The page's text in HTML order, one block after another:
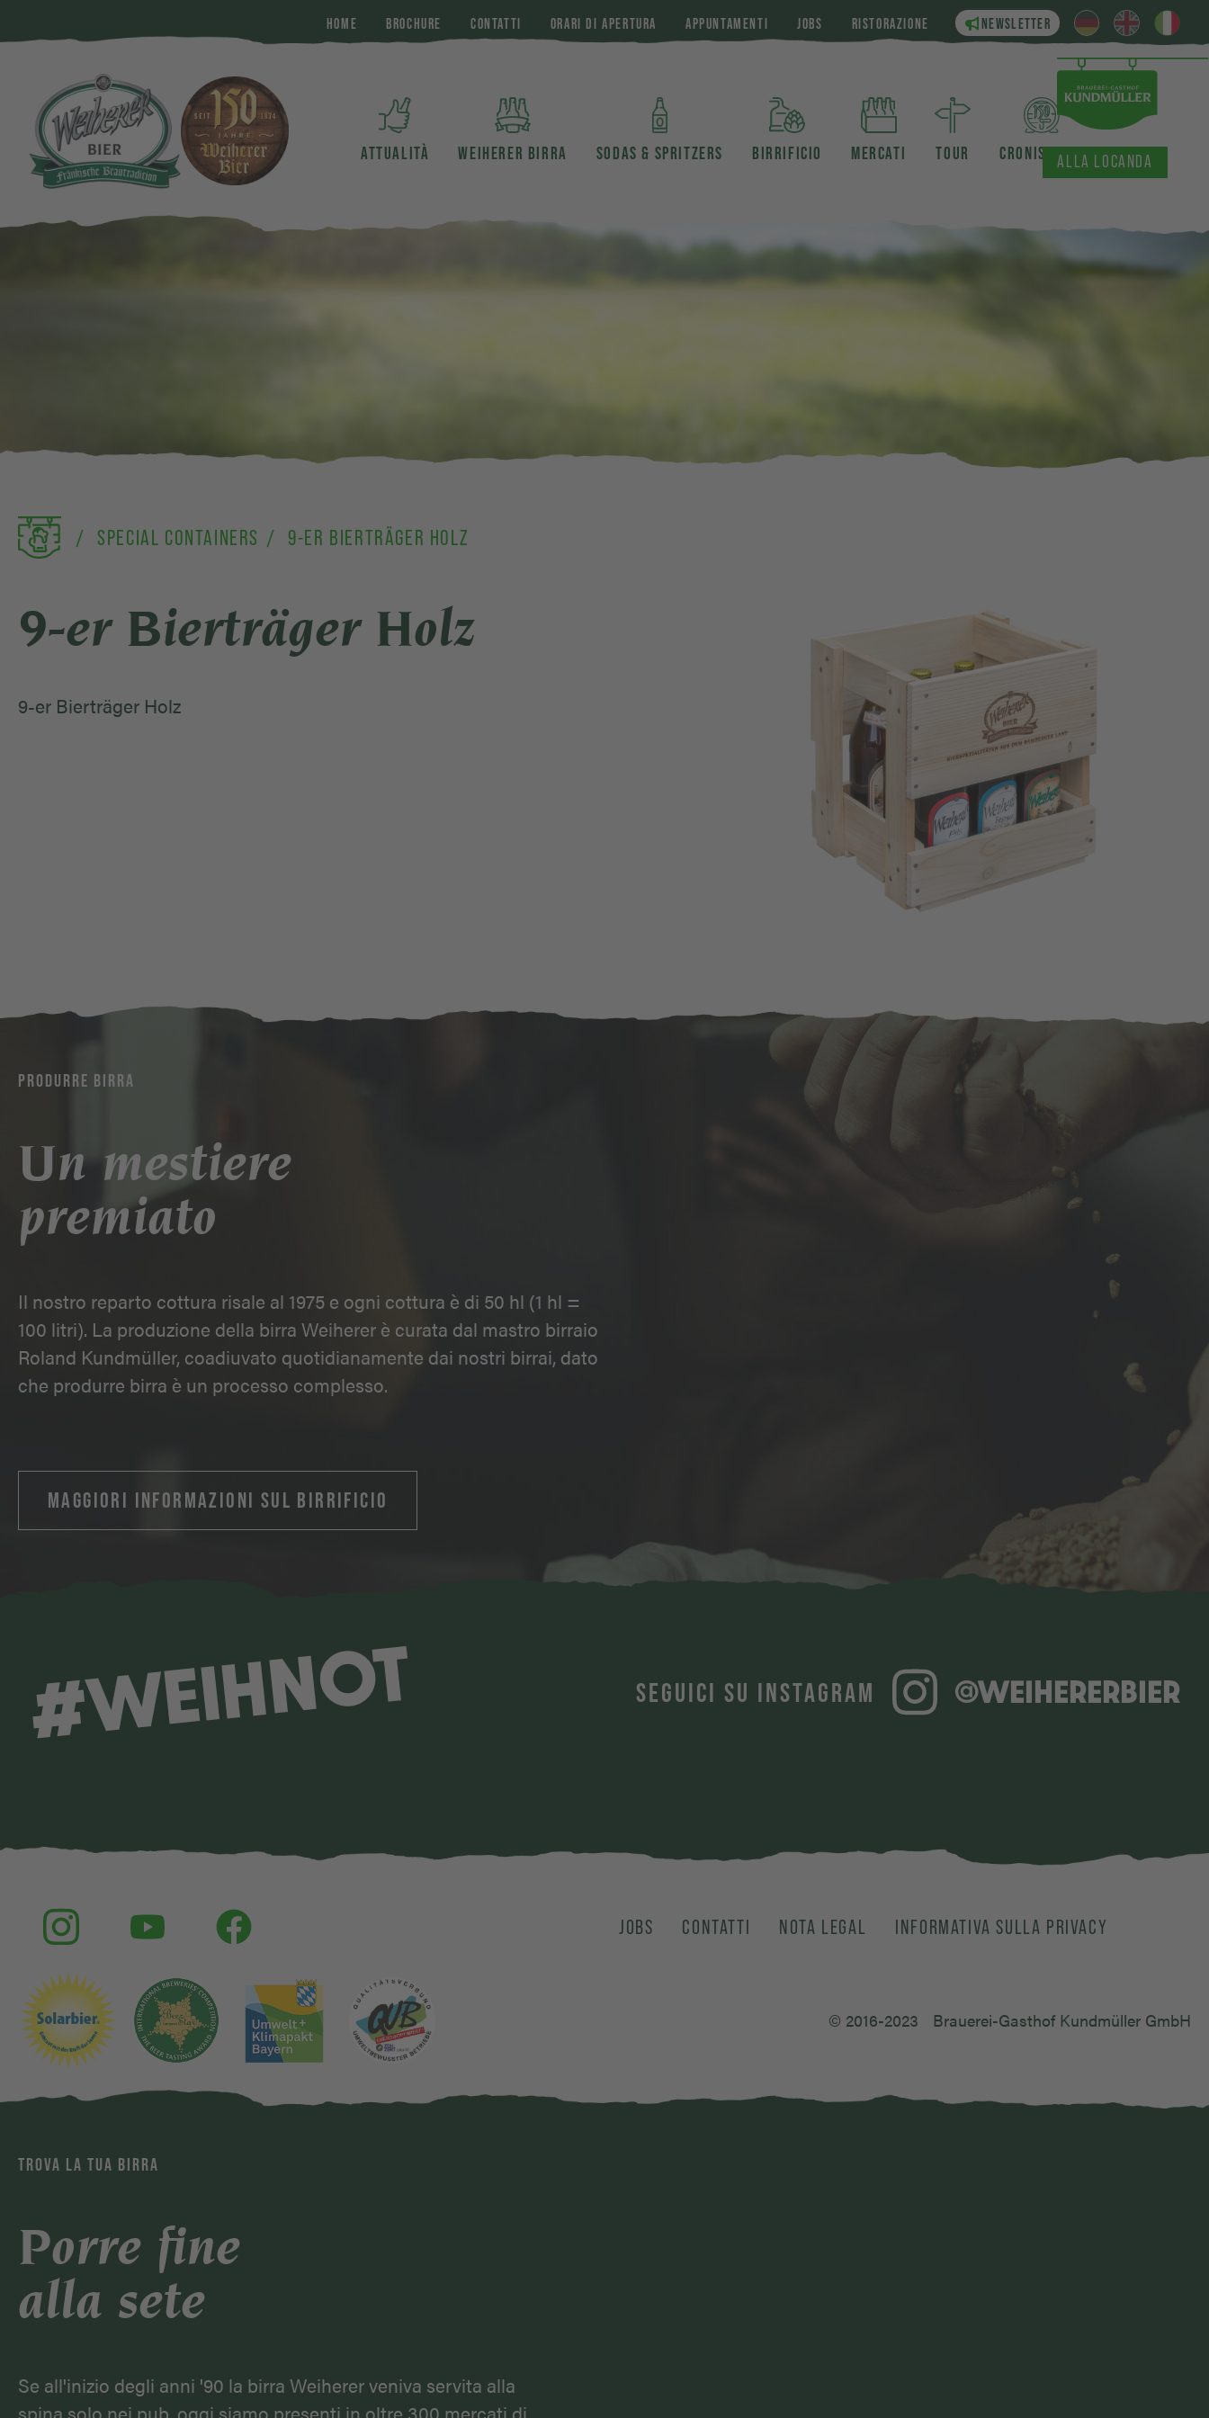
HOME BROCHURE CONTATTI ORARI DI APERTURA APPUNTAMENTI JOBS RISTORAZIONE NEWSLETTER
ATTUALITÀ WEIHERER BIRRA SODAS & SPRITZERS BIRRIFICIO MERCATI TOUR CRONISTORIAALLA LOCANDA
SPECIAL CONTAINERS 9-ER BIERTRÄGER HOLZ
9-er Bierträger Holz
9-er Bierträger Holz
PRODURRE BIRRA
Un mestiere
premiato
Il nostro reparto cottura risale al 1975 e ogni cottura è di 50 hl (1 hl =
100 litri). La produzione della birra Weiherer è curata dal mastro birraio
Roland Kundmüller, coadiuvato quotidianamente dai nostri birrai, dato
che produrre birra è un processo complesso.
MAGGIORI INFORMAZIONI SUL BIRRIFICIO
#WEIHNOT SEGUICI SU INSTAGRAM @WEIHERERBIER
JOBS CONTATTI NOTA LEGAL INFORMATIVA SULLA PRIVACY
© 2016-2023 Brauerei-Gasthof Kundmüller GmbH
TROVA LA TUA BIRRA
Porre fine
alla sete
Se all'inizio degli anni '90 la birra Weiherer veniva servita alla